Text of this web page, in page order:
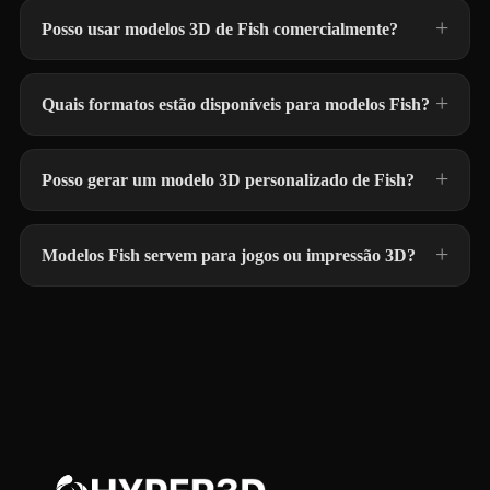
Posso usar modelos 3D de Fish comercialmente?
Quais formatos estão disponíveis para modelos Fish?
Posso gerar um modelo 3D personalizado de Fish?
Modelos Fish servem para jogos ou impressão 3D?